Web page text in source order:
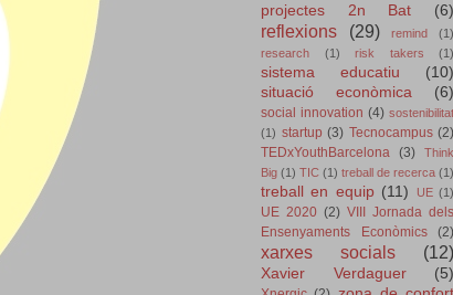
projectes 2n Bat
reflexions (29) remind
research
(1) risk takers (1)
sistema educatiu
(10)
situació econòmica
(6)
social innovation (4) sostenibilitat
(1) startup (3) Tecnocampus (2)
TEDxYouthBarcelona (3)
Think
Big (1) TIC (1) treball de recerca (1)
treball en equip (11) UE
UE 2020 (2) VIII Jornada dels
Ensenyaments Econòmics
(2)
xarxes socials (12)
Xavier Verdaguer (5)